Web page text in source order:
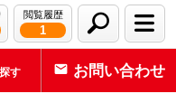
閲覧履歴
1
す お問い合わせ